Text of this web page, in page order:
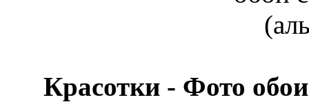
Красотки - Фото